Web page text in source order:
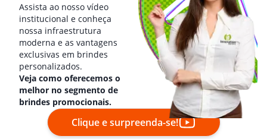
Assista ao nosso vídeo
institucional e conheça
nossa infraestrutura
moderna e as vantagens
exclusivas em brindes
personalizados.
Veja como oferecemos o
melhor no segmento de
brindes promocionais.
Clique e surpreenda-se!